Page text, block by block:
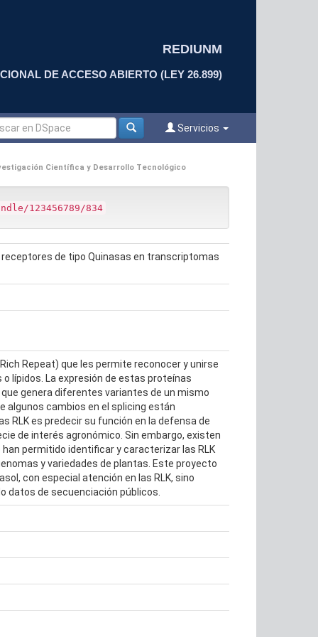
REDIUNM
DE ACCESO ABIERTO (LEY 26.899)
Servicios
Científica y Desarrollo Tecnológico
123456789/834
de tipo Quinasas en transcriptomas
Repeat) que les permite reconocer y unirse
lípidos. La expresión de estas proteínas
genera diferentes variantes de un mismo
algunos cambios en el splicing están
RLK es predecir su función en la defensa de
de interés agronómico. Sin embargo, existen
permitido identificar y caracterizar las RLK
y variedades de plantas. Este proyecto
con especial atención en las RLK, sino
datos de secuenciación públicos.